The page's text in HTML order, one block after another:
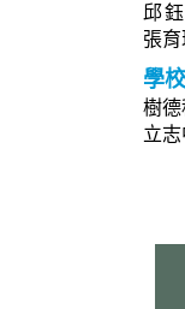
邱
張
學
樹
立